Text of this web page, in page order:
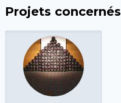
Projets concernés